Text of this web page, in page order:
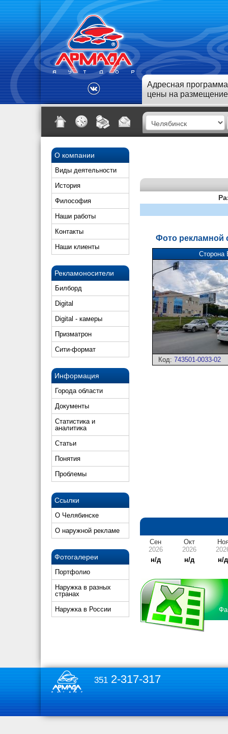
Адресная
цены на размещение
О компании
Виды деятельности
История
Философия
Наши работы
Контакты
Наши клиенты
Рекламоносители
Билборд
Digital
Digital - камеры
Призматрон
Сити-формат
Информация
Города области
Документы
Статистика и
аналитика
Статьи
Понятия
Проблемы
Ссылки
О Челябинске
О наружной рекламе
Фотогалереи
Портфолио
Наружка в разных
странах
Наружка в России
Фото рекламной
Сторона
Код: 743501-0033-02
Сен
2026
н/д
Окт
2026
н/д
н/д
3512-317-317